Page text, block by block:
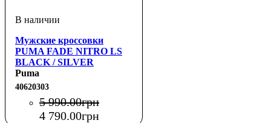
Мужские кроссовки
PUMA FADE NITRO LS
BLACK / SILVER
Puma
40620303
5 990.00грн
4 790.00грн